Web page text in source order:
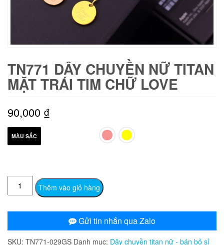
TN771 DÂY CHUYỀN NỮ TITAN
MẶT TRÁI TIM CHỮ LOVE
90,000 ₫
MÀU SẮC
TN771
Dây
titan
Thêm vào giỏ hàng
Gửi tin nhắn qua Zalo
SKU: TN771-029GS Danh mục: Dây chuyền titan nữ - bán bỏ sỉ